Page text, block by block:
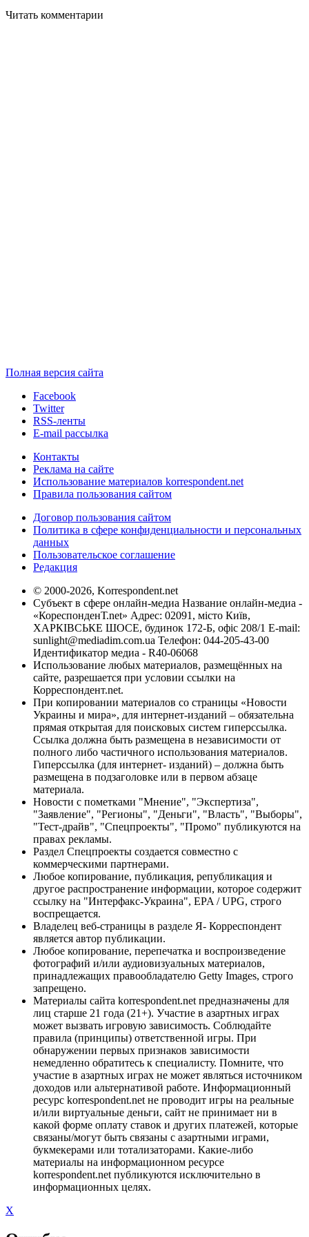
Читать комментарии
Полная версия сайта
Facebook
Twitter
RSS-ленты
E-mail рассылка
Контакты
Реклама на сайте
Использование материалов korrespondent.net
Правила пользования сайтом
Договор пользования сайтом
Политика в сфере конфиденциальности и персональных
данных
Пользовательское соглашение
Редакция
© 2000-2026, Korrespondent.net
Субъект в сфере онлайн-медиа Название онлайн-медиа -
«КореспонденТ.net» Адрес: 02091, місто Київ,
ХАРКІВСЬКЕ ШОСЕ, будинок 172-Б, офіс 208/1 E-mail:
sunlight@mediadim.com.ua Телефон: 044-205-43-00
Идентификатор медиа - R40-06068
Использование любых материалов, размещённых на
сайте, разрешается при условии ссылки на
Корреспондент.net.
При копировании материалов со страницы «Новости
Украины и мира», для интернет-изданий – обязательна
прямая открытая для поисковых систем гиперссылка.
Ссылка должна быть размещена в независимости от
полного либо частичного использования материалов.
Гиперссылка (для интернет- изданий) – должна быть
размещена в подзаголовке или в первом абзаце
материала.
Новости с пометками "Мнение", "Экспертиза",
"Заявление", "Регионы", "Деньги", "Власть", "Выборы",
"Тест-драйв", "Спецпроекты", "Промо" публикуются на
правах рекламы.
Раздел Спецпроекты создается совместно с
коммерческими партнерами.
Любое копирование, публикация, републикация и
другое распространение информации, которое содержит
ссылку на "Интерфакс-Украина", EPA / UPG, строго
воспрещается.
Владелец веб-страницы в разделе Я- Корреспондент
является автор публикации.
Любое копирование, перепечатка и воспроизведение
фотографий и/или аудиовизуальных материалов,
принадлежащих правообладателю Getty Images, строго
запрещено.
Материалы сайта korrespondent.net предназначены для
лиц старше 21 года (21+). Участие в азартных играх
может вызвать игровую зависимость. Соблюдайте
правила (принципы) ответственной игры. При
обнаружении первых признаков зависимости
немедленно обратитесь к специалисту. Помните, что
участие в азартных играх не может являться источником
доходов или альтернативой работе. Информационный
ресурс korrespondent.net не проводит игры на реальные
и/или виртуальные деньги, сайт не принимает ни в
какой форме оплату ставок и других платежей, которые
связаны/могут быть связаны с азартными играми,
букмекерами или тотализаторами. Какие-либо
материалы на информационном ресурсе
korrespondent.net публикуются исключительно в
информационных целях.
X